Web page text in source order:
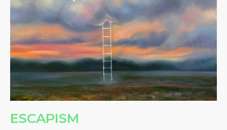
ESCAPISM